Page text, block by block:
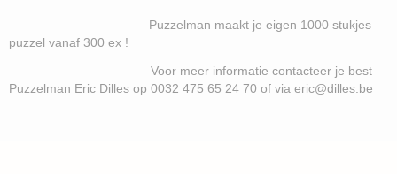
Puzzelman maakt je eigen 1000 stukjes
puzzel vanaf 300 ex !
Voor meer informatie contacteer je best
Puzzelman Eric Dilles op 0032 475 65 24 70 of via eric@dilles.be